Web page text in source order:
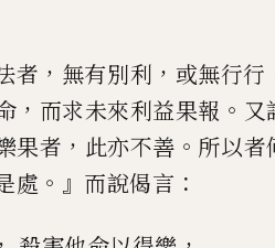
者 ， 無有別利 ， 或無行行
， 而求未來利益果報 。 又
果者 ， 此亦不善 。 所以者
處 。』 而說偈言 ：